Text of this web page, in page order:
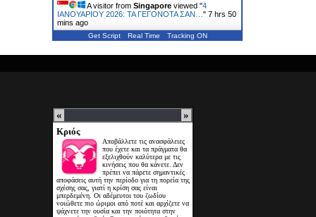
A visitor from Singapore viewed "4
ΙΑΝΟΥΑΡΙΟΥ 2026: ΤΑ ΓΕΓΟΝΟΤΑ ΣΑΝ… " 7 hrs 50
mins ago
Get Script Real Time Tracking ON